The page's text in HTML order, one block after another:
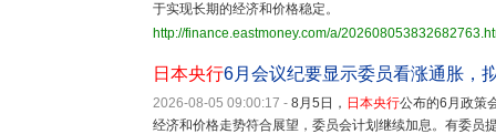
于实现长期的经济和价格稳定。
http://finance.eastmoney.com/a/
日本央行6月会议纪要显示委员看涨通胀，
2026-08-05 09:00:17 - 8月5日， 日本央行公布的6月政策
经济和价格走势符合展望，委员会计划继续加息。有委员